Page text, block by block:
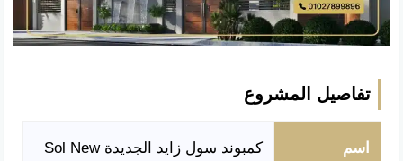
تفاصيل المشروع
اسم
كمبوند سول زايد الجديدة Sol New